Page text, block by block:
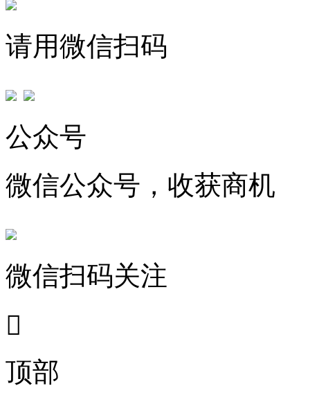
请用微信扫码
公众号
微信公众号，收获商机
微信扫码关注

顶部